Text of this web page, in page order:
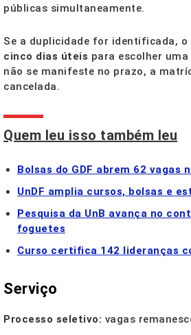
públicas simultaneamente.
Se a duplicidade for identificada,
cinco dias úteis para escolher uma
não se manifeste no prazo, a
cancelada.
Quem leu isso também leu
Bolsas do GDF abrem 62 vagas
UnDF amplia cursos, bolsas e
Pesquisa da UnB avança no
foguetes
Curso certifica 142 lideranças
Serviço
Processo seletivo: vagas